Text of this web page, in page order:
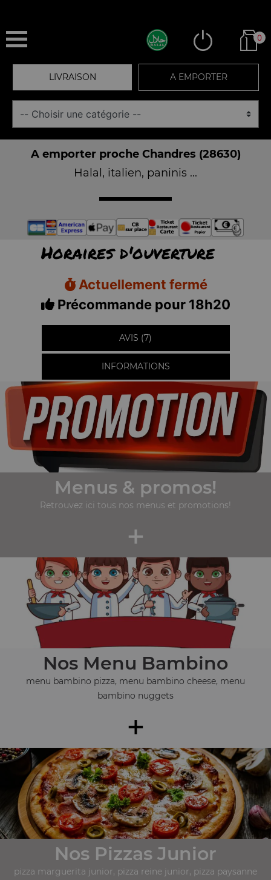
0
LIVRAISON A EMPORTER
A emporter proche Chandres (28630)
Halal, italien, paninis ...
Horaires d'ouverture
Actuellement fermé
Précommande pour 18h20
AVIS (7)
INFORMATIONS
Menus & promos!
Retrouvez ici tous nos menus et promotions!
+
Nos Menu Bambino
menu bambino pizza, menu bambino cheese, menu
bambino nuggets
+
Nos Pizzas Junior
pizza marguerita junior, pizza reine junior, pizza paysanne